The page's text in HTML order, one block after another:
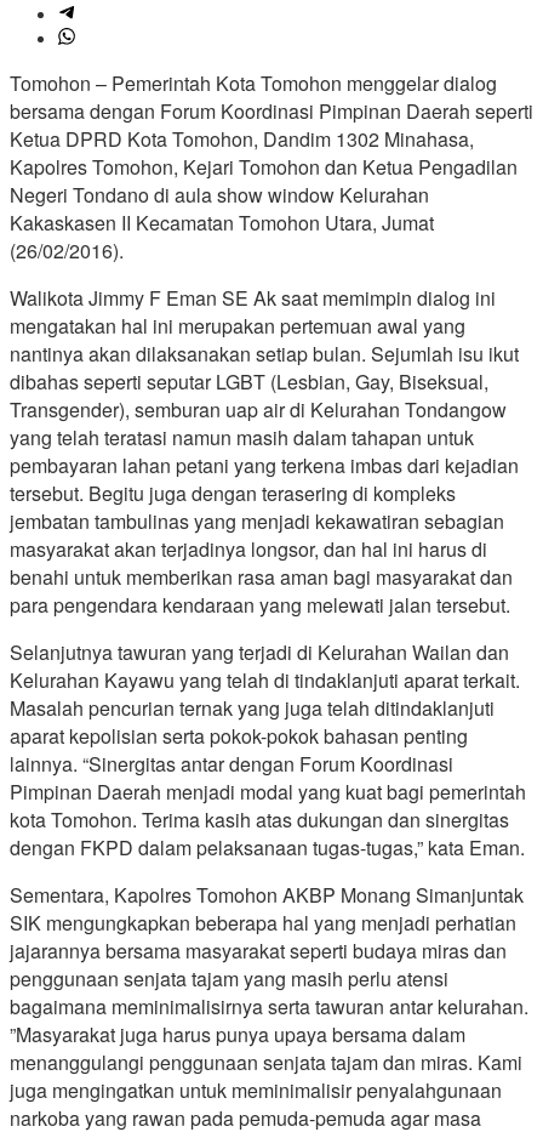
Tomohon – Pemerintah Kota Tomohon menggelar dialog
bersama dengan Forum Koordinasi Pimpinan Daerah seperti
Ketua DPRD Kota Tomohon, Dandim 1302 Minahasa,
Kapolres Tomohon, Kejari Tomohon dan Ketua Pengadilan
Negeri Tondano di aula show window Kelurahan
Kakaskasen II Kecamatan Tomohon Utara, Jumat
(26/02/2016).
Walikota Jimmy F Eman SE Ak saat memimpin dialog ini
mengatakan hal ini merupakan pertemuan awal yang
nantinya akan dilaksanakan setiap bulan. Sejumlah isu ikut
dibahas seperti seputar LGBT (Lesbian, Gay, Biseksual,
Transgender), semburan uap air di Kelurahan Tondangow
yang telah teratasi namun masih dalam tahapan untuk
pembayaran lahan petani yang terkena imbas dari kejadian
tersebut. Begitu juga dengan terasering di kompleks
jembatan tambulinas yang menjadi kekawatiran sebagian
masyarakat akan terjadinya longsor, dan hal ini harus di
benahi untuk memberikan rasa aman bagi masyarakat dan
para pengendara kendaraan yang melewati jalan tersebut.
Selanjutnya tawuran yang terjadi di Kelurahan Wailan dan
Kelurahan Kayawu yang telah di tindaklanjuti aparat terkait.
Masalah pencurian ternak yang juga telah ditindaklanjuti
aparat kepolisian serta pokok-pokok bahasan penting
lainnya. “Sinergitas antar dengan Forum Koordinasi
Pimpinan Daerah menjadi modal yang kuat bagi pemerintah
kota Tomohon. Terima kasih atas dukungan dan sinergitas
dengan FKPD dalam pelaksanaan tugas-tugas,” kata Eman.
Sementara, Kapolres Tomohon AKBP Monang Simanjuntak
SIK mengungkapkan beberapa hal yang menjadi perhatian
jajarannya bersama masyarakat seperti budaya miras dan
penggunaan senjata tajam yang masih perlu atensi
bagaimana meminimalisirnya serta tawuran antar kelurahan.
”Masyarakat juga harus punya upaya bersama dalam
menanggulangi penggunaan senjata tajam dan miras. Kami
juga mengingatkan untuk meminimalisir penyalahgunaan
narkoba yang rawan pada pemuda-pemuda agar masa